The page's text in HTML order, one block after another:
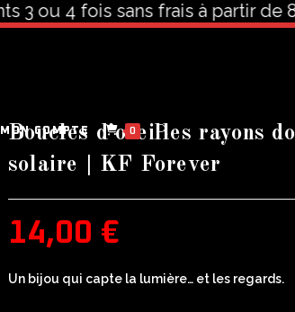
4 fois sans frais à partir de 85€
MON COMPTE 0
Boucles d’oreilles rayons
solaire | KF Forever
14,00 €
Un bijou qui capte la lumière… et les regards.